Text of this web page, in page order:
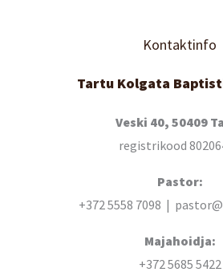
Kontaktinfo
Tartu Kolgata
Veski 40, 50409
registrikood
Pastor:
+372 5558 7098 |
Majahoidja:
+372 5685 5422